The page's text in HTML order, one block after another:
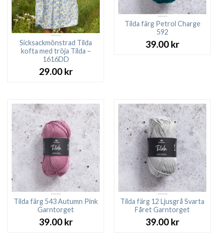
Sicksackmönstrad Tilda
kofta med tröja Tilda –
1616DD
29.00 kr
Tilda färg Petrol Charge
592
39.00 kr
Tilda färg 543 Autumn Pink
Garntorget
39.00 kr
Tilda färg 12 Ljusgrå Svarta
Fåret Garntorget
39.00 kr